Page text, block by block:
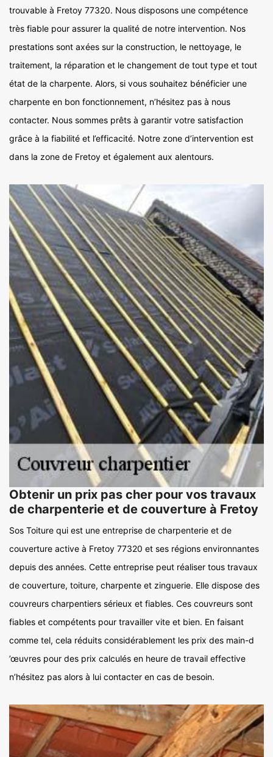
trouvable à Fretoy 77320. Nous disposons une compétence
très fiable pour assurer la qualité de notre intervention. Nos
prestations sont axées sur la construction, le nettoyage, le
traitement, la réparation et le changement de tout type et tout
état de la charpente. Alors, si vous souhaitez bénéficier une
charpente en bon fonctionnement, n’hésitez pas à nous
contacter. Nous sommes prêts à garantir votre satisfaction
grâce à la fiabilité et l’efficacité. Notre zone d’intervention est
dans la zone de Fretoy et également aux alentours.
Obtenir un prix pas cher pour vos travaux
de charpenterie et de couverture à Fretoy
Sos Toiture qui est une entreprise de charpenterie et de
couverture active à Fretoy 77320 et ses régions environnantes
depuis des années. Cette entreprise peut réaliser tous travaux
de couverture, toiture, charpente et zinguerie. Elle dispose des
couvreurs charpentiers sérieux et fiables. Ces couvreurs sont
fiables et compétents pour travailler vite et bien. En faisant
comme tel, cela réduits considérablement les prix des main-d
’œuvres pour des prix calculés en heure de travail effective
n’hésitez pas alors à lui contacter en cas de besoin.